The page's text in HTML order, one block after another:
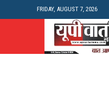
FRIDAY, AUGUST 7, 2026